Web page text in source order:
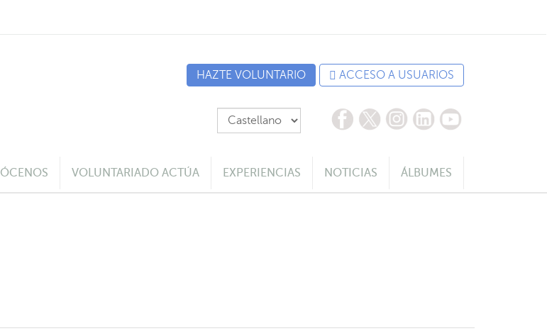
HAZTE VOLUNTARIO ACCESO A USUARIOS
VOLUNTARIADO ACTÚA EXPERIENCIAS NOTICIAS ÁLBUMES